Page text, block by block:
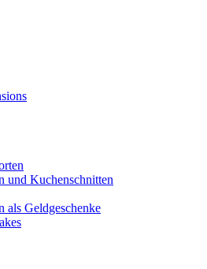
und Kuchenschnitten
als Geldgeschenke